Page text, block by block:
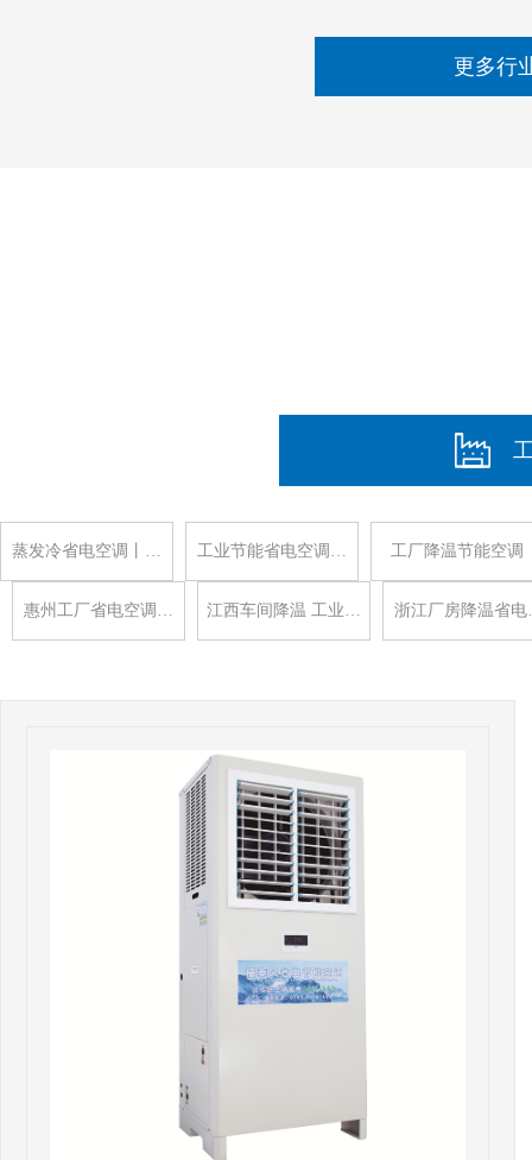
更多行
蒸发冷省电空调丨… 工业节能省电空调… 工厂降温节能空调
惠州工厂省电空调… 江西车间降温 工业… 浙江厂房降温省